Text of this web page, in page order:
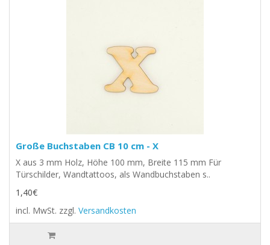
Große Buchstaben CB 10 cm - X
X aus 3 mm Holz, Höhe 100 mm, Breite 115 mm Für
Türschilder, Wandtattoos, als Wandbuchstaben s..
1,40€
incl. MwSt. zzgl. Versandkosten